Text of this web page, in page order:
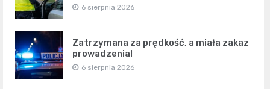
6 sierpnia 2026
Zatrzymana za prędkość, a miała zakaz
prowadzenia!
6 sierpnia 2026